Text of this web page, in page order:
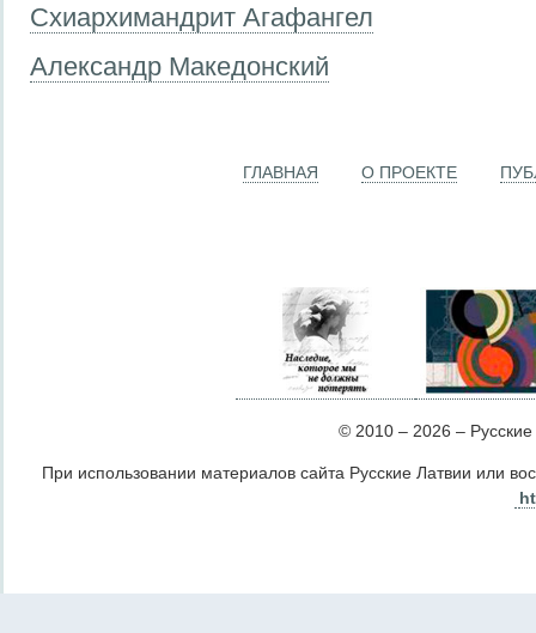
Схиархимандрит Агафангел
Александр Македонский
ГЛАВНАЯ О ПРОЕКТЕ
© 2010 – 2026 –
При использовании материалов сайта Русские Латвии или